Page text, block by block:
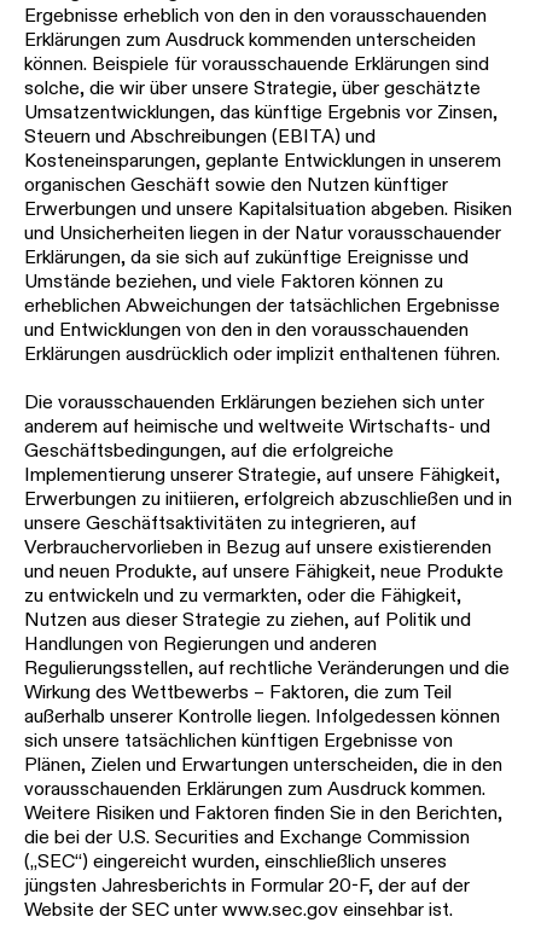
Ergebnisse erheblich von den in den vorausschauenden
Erklärungen zum Ausdruck kommenden unterscheiden
können. Beispiele für vorausschauende Erklärungen sind
solche, die wir über unsere Strategie, über geschätzte
Umsatzentwicklungen, das künftige Ergebnis vor Zinsen,
Steuern und Abschreibungen (EBITA) und
Kosteneinsparungen, geplante Entwicklungen in unserem
organischen Geschäft sowie den Nutzen künftiger
Erwerbungen und unsere Kapitalsituation abgeben. Risiken
und Unsicherheiten liegen in der Natur vorausschauender
Erklärungen, da sie sich auf zukünftige Ereignisse und
Umstände beziehen, und viele Faktoren können zu
erheblichen Abweichungen der tatsächlichen Ergebnisse
und Entwicklungen von den in den vorausschauenden
Erklärungen ausdrücklich oder implizit enthaltenen führen.
Die vorausschauenden Erklärungen beziehen sich unter
anderem auf heimische und weltweite Wirtschafts- und
Geschäftsbedingungen, auf die erfolgreiche
Implementierung unserer Strategie, auf unsere Fähigkeit,
Erwerbungen zu initiieren, erfolgreich abzuschließen und in
unsere Geschäftsaktivitäten zu integrieren, auf
Verbrauchervorlieben in Bezug auf unsere existierenden
und neuen Produkte, auf unsere Fähigkeit, neue Produkte
zu entwickeln und zu vermarkten, oder die Fähigkeit,
Nutzen aus dieser Strategie zu ziehen, auf Politik und
Handlungen von Regierungen und anderen
Regulierungsstellen, auf rechtliche Veränderungen und die
Wirkung des Wettbewerbs – Faktoren, die zum Teil
außerhalb unserer Kontrolle liegen. Infolgedessen können
sich unsere tatsächlichen künftigen Ergebnisse von
Plänen, Zielen und Erwartungen unterscheiden, die in den
vorausschauenden Erklärungen zum Ausdruck kommen.
Weitere Risiken und Faktoren finden Sie in den Berichten,
die bei der U.S. Securities and Exchange Commission
(„SEC“) eingereicht wurden, einschließlich unseres
jüngsten Jahresberichts in Formular 20-F, der auf der
Website der SEC unter www.sec.gov einsehbar ist.